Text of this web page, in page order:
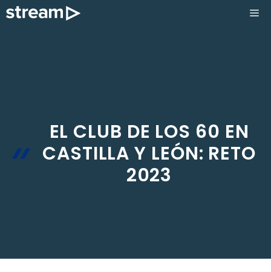
Saltar
EL CLUB DE LOS 60 EN
CASTILLA Y LEÓN: RETO
2023